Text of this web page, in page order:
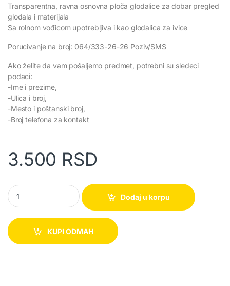
Transparentna, ravna osnovna ploča glodalice za dobar pregled
glodala i materijala
Sa rolnom vođicom upotrebljiva i kao glodalica za ivice
Porucivanje na broj: 064/333-26-26 Poziv/SMS
Ako želite da vam pošaljemo predmet, potrebni su sledeci
podaci:
-Ime i prezime,
-Ulica i broj,
-Mesto i poštanski broj,
-Broj telefona za kontakt
3.500 RSD
Makita Jednoručna glodalica 3709A quantity
Dodaj u korpu
KUPI ODMAH